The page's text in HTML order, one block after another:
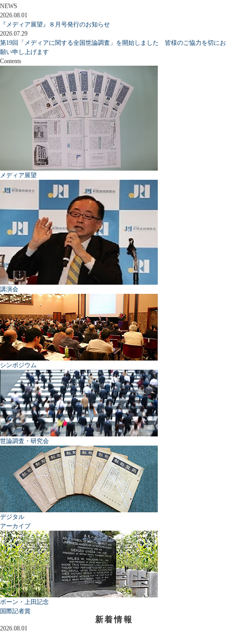
NEWS
2026.08.01
『メディア展望』８月号発行のお知らせ
2026.07.29
第19回「メディアに関する全国世論調査」を開始しました 皆様のご協力を切にお
願い申し上げます
Contents
メディア展望
講演会
シンポジウム
世論調査・研究会
デジタル
アーカイブ
ボーン・上田記念
国際記者賞
新着情報
2026.08.01